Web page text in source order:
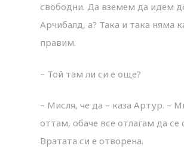
свободни. Да вземем да идем
Арчибалд, а? Така и така няма
правим.
– Той там ли си е още?
– Мисля, че да – каза Артур. –
оттам, обаче все отлагам да се
Вратата си е отворена.